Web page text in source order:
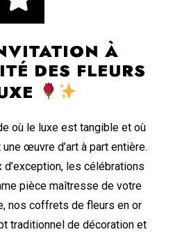
À
DES FLEURS
où le luxe est tangible et où
œuvre d’art à part entière.
les célébrations
pièce maîtresse de votre
nos coffrets de fleurs en or
traditionnel de décoration et